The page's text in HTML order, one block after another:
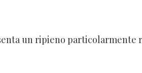
un ripieno particolarmente